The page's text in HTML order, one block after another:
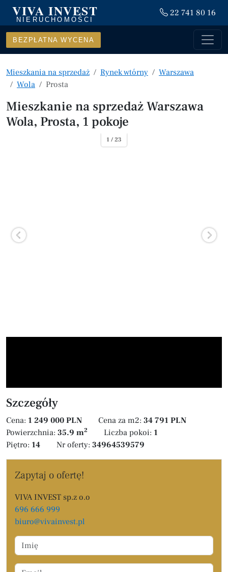
VIVA INVEST
NIERUCHOMOŚCI
22 741 80 16
BEZPŁATNA WYCENA
Mieszkania na sprzedaż Rynek wtórny
Warszawa
Wola
Prosta
Mieszkanie na sprzedaż Warszawa
Wola, Prosta, 1 pokoje
1 / 23
Szczegóły
Cena: 1 249 000 PLN Cena za m2: 34 791 PLN
Powierzchnia: 35.9 m2 Liczba pokoi: 1
Piętro: 14 Nr oferty: 34964539579
Zapytaj o ofertę!
VIVA INVEST sp.z o.o
696 666 999
biuro@vivainvest.pl